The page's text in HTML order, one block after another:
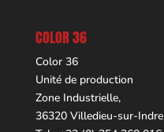
COLOR 36
Color 36
Unité de production
Zone Industrielle,
36320 Villedieu-sur-Indre